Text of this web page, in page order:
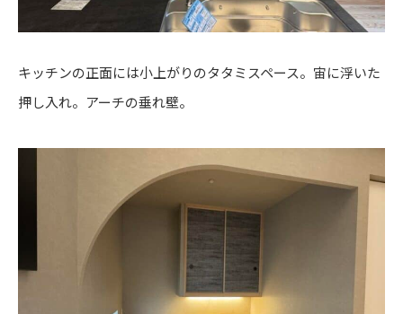
キッチンの正面には小上がりのタタミスペース。宙に浮いた
押し入れ。アーチの垂れ壁。